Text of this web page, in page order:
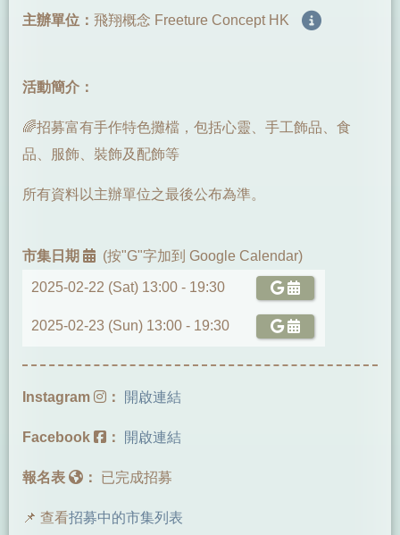
主辦單位： 飛翔概念 Freeture Concept HK
活動簡介：
🌈招募富有手作特色攤檔，包括心靈、手工飾品、食
品、服飾、裝飾及配飾等
所有資料以主辦單位之最後公布為準。
市集日期 (按"G"字加到 Google Calendar)
2025-02-22 (Sat) 13:00 - 19:30
2025-02-23 (Sun) 13:00 - 19:30
Instagram ： 開啟連結
Facebook ： 開啟連結
報名表 ： 已完成招募
📌 查看招募中的市集列表